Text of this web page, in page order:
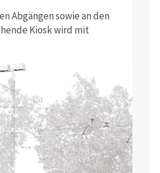
Abgängen sowie an den
Kiosk wird mit